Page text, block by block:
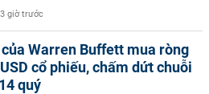
3 giờ trước
Warren Buffett mua ròng
cổ phiếu, chấm dứt chuỗi
quý